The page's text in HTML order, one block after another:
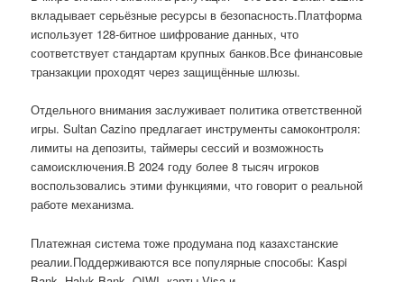
вкладывает серьёзные ресурсы в безопасность.Платформа
использует 128-битное шифрование данных, что
соответствует стандартам крупных банков.Все финансовые
транзакции проходят через защищённые шлюзы.
Отдельного внимания заслуживает политика ответственной
игры. Sultan Cazino предлагает инструменты самоконтроля:
лимиты на депозиты, таймеры сессий и возможность
самоисключения.В 2024 году более 8 тысяч игроков
воспользовались этими функциями, что говорит о реальной
работе механизма.
Платежная система тоже продумана под казахстанские
реалии.Поддерживаются все популярные способы: Kaspi